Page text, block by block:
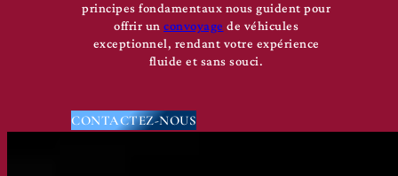
principes fondamentaux nous guident pour
offrir un convoyage de véhicules
exceptionnel, rendant votre expérience
fluide et sans souci.
CONTACTEZ-NOUS